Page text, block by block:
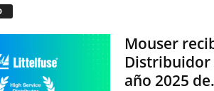
Mouser
Distribuidor
año 2025